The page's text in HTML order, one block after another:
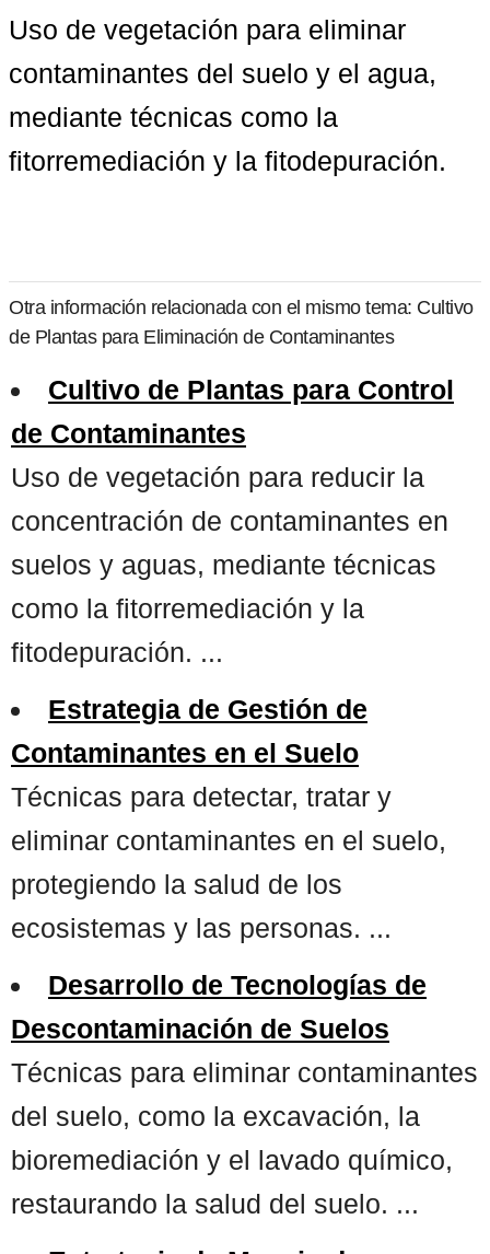
Uso de vegetación para eliminar
contaminantes del suelo y el agua,
mediante técnicas como la
fitorremediación y la fitodepuración.
Otra información relacionada con el mismo tema: Cultivo
de Plantas para Eliminación de Contaminantes
Cultivo de Plantas para Control
de Contaminantes
Uso de vegetación para reducir la
concentración de contaminantes en
suelos y aguas, mediante técnicas
como la fitorremediación y la
fitodepuración. ...
Estrategia de Gestión de
Contaminantes en el Suelo
Técnicas para detectar, tratar y
eliminar contaminantes en el suelo,
protegiendo la salud de los
ecosistemas y las personas. ...
Desarrollo de Tecnologías de
Descontaminación de Suelos
Técnicas para eliminar contaminantes
del suelo, como la excavación, la
bioremediación y el lavado químico,
restaurando la salud del suelo. ...